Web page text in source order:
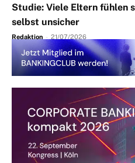
Studie: Viele Eltern fühlen
selbst unsicher
Redaktion - 21/07/2026